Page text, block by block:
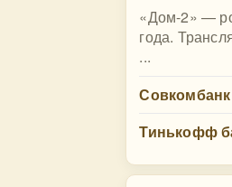
«Дом-2» —
года.
...
Совкомбанк
Тинькофф